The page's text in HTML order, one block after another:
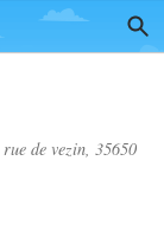
rue de vezin, 35650